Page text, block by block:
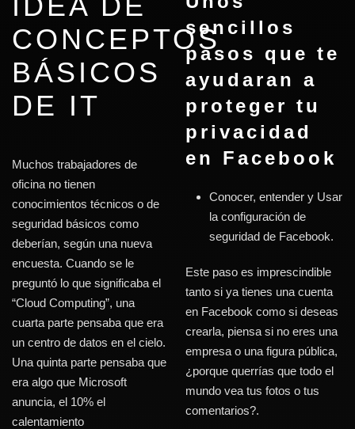
IDEA DE
CONCEPTOS
BÁSICOS
DE IT
Muchos trabajadores de
oficina no tienen
conocimientos técnicos o de
seguridad básicos como
deberían, según una nueva
encuesta. Cuando se le
preguntó lo que significaba el
“Cloud Computing”, una
cuarta parte pensaba que era
un centro de datos en el cielo.
Una quinta parte pensaba que
era algo que Microsoft
anuncia, el 10% el
calentamiento
sencillos
pasos que te
ayudaran a
proteger tu
privacidad
en Facebook
Conocer, entender y Usar
la configuración de
seguridad de Facebook.
Este paso es imprescindible
tanto si ya tienes una cuenta
en Facebook como si deseas
crearla, piensa si no eres una
empresa o una figura pública,
¿porque querrías que todo el
mundo vea tus fotos o tus
comentarios?.